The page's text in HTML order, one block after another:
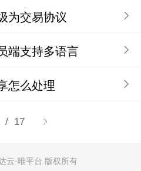
为交易协议
端支持多语言
怎么处理
/ 17
云·唯平台 版权所有